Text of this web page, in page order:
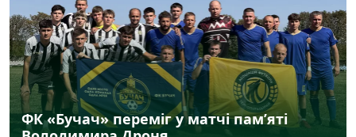
ФК «Бучач» переміг у матчі пам’яті